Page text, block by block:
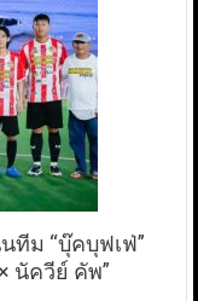
ทีม “บุ๊คบุฟเฟ่”
นัควีย์ คัพ”